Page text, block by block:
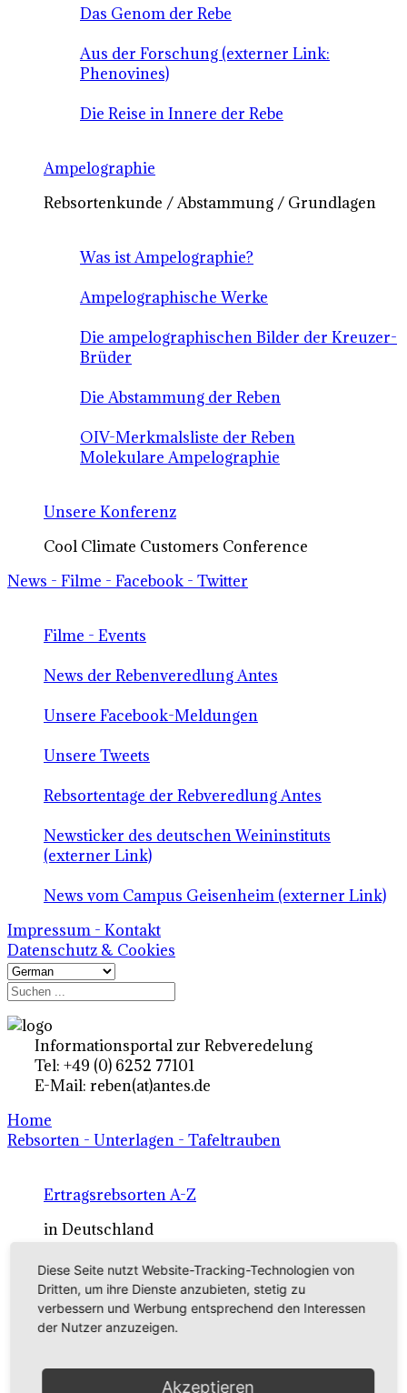
Das Genom der Rebe
Aus der Forschung (externer Link:
Phenovines)
Die Reise in Innere der Rebe
Ampelographie
Rebsortenkunde / Abstammung / Grundlagen
Was ist Ampelographie?
Ampelographische Werke
Die ampelographischen Bilder der Kreuzer-
Brüder
Die Abstammung der Reben
OIV-Merkmalsliste der Reben
Molekulare Ampelographie
Unsere Konferenz
Cool Climate Customers Conference
News - Filme - Facebook - Twitter
Filme - Events
News der Rebenveredlung Antes
Unsere Facebook-Meldungen
Unsere Tweets
Rebsortentage der Rebveredlung Antes
Newsticker des deutschen Weininstituts
(externer Link)
News vom Campus Geisenheim (externer Link)
Impressum - Kontakt
Datenschutz & Cookies
Informationsportal zur Rebveredelung
Tel: +49 (0) 6252 77101
E-Mail: reben(at)antes.de
Home
Rebsorten - Unterlagen - Tafeltrauben
Ertragsrebsorten A-Z
in Deutschland
Rebsorten international
externe Links
Tafeltraubensorten
Diese Seite nutzt Website-Tracking-Technologien von
Dritten, um ihre Dienste anzubieten, stetig zu
verbessern und Werbung entsprechend den Interessen
der Nutzer anzuzeigen.
Akzeptieren